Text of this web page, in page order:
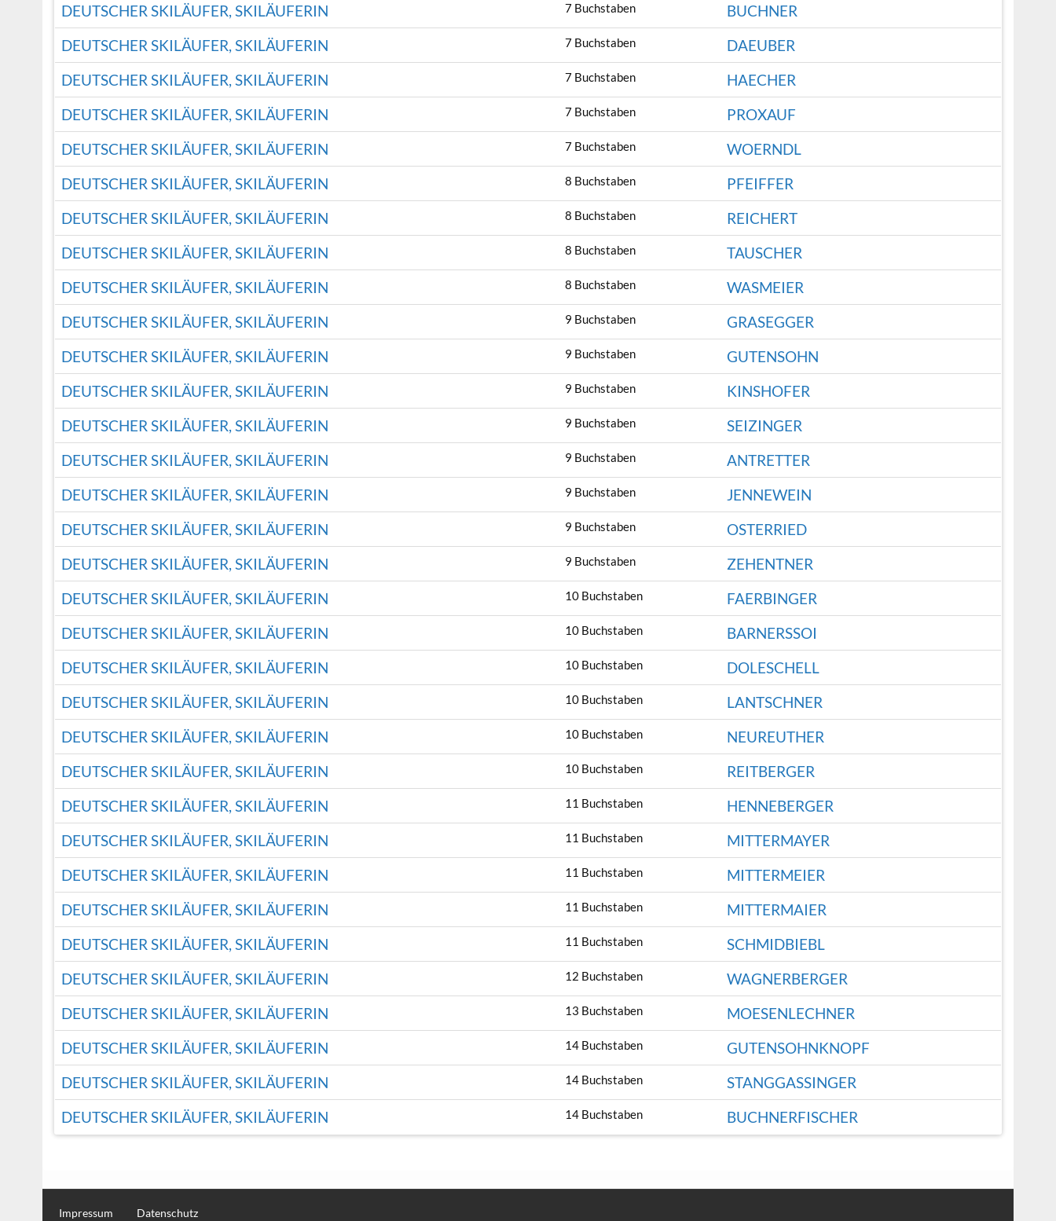
DEUTSCHER SKILÄUFER, SKILÄUFERIN
7 Buchstaben
BUCHNER
DEUTSCHER SKILÄUFER, SKILÄUFERIN
7 Buchstaben
DAEUBER
DEUTSCHER SKILÄUFER, SKILÄUFERIN
7 Buchstaben
HAECHER
DEUTSCHER SKILÄUFER, SKILÄUFERIN
7 Buchstaben
PROXAUF
DEUTSCHER SKILÄUFER, SKILÄUFERIN
7 Buchstaben
WOERNDL
DEUTSCHER SKILÄUFER, SKILÄUFERIN
8 Buchstaben
PFEIFFER
DEUTSCHER SKILÄUFER, SKILÄUFERIN
8 Buchstaben
REICHERT
DEUTSCHER SKILÄUFER, SKILÄUFERIN
8 Buchstaben
TAUSCHER
DEUTSCHER SKILÄUFER, SKILÄUFERIN
8 Buchstaben
WASMEIER
DEUTSCHER SKILÄUFER, SKILÄUFERIN
9 Buchstaben
GRASEGGER
DEUTSCHER SKILÄUFER, SKILÄUFERIN
9 Buchstaben
GUTENSOHN
DEUTSCHER SKILÄUFER, SKILÄUFERIN
9 Buchstaben
KINSHOFER
DEUTSCHER SKILÄUFER, SKILÄUFERIN
9 Buchstaben
SEIZINGER
DEUTSCHER SKILÄUFER, SKILÄUFERIN
9 Buchstaben
ANTRETTER
DEUTSCHER SKILÄUFER, SKILÄUFERIN
9 Buchstaben
JENNEWEIN
DEUTSCHER SKILÄUFER, SKILÄUFERIN
9 Buchstaben
OSTERRIED
DEUTSCHER SKILÄUFER, SKILÄUFERIN
9 Buchstaben
ZEHENTNER
DEUTSCHER SKILÄUFER, SKILÄUFERIN
10 Buchstaben
FAERBINGER
DEUTSCHER SKILÄUFER, SKILÄUFERIN
10 Buchstaben
BARNERSSOI
DEUTSCHER SKILÄUFER, SKILÄUFERIN
10 Buchstaben
DOLESCHELL
DEUTSCHER SKILÄUFER, SKILÄUFERIN
10 Buchstaben
LANTSCHNER
DEUTSCHER SKILÄUFER, SKILÄUFERIN
10 Buchstaben
NEUREUTHER
DEUTSCHER SKILÄUFER, SKILÄUFERIN
10 Buchstaben
REITBERGER
DEUTSCHER SKILÄUFER, SKILÄUFERIN
11 Buchstaben
HENNEBERGER
DEUTSCHER SKILÄUFER, SKILÄUFERIN
11 Buchstaben
MITTERMAYER
DEUTSCHER SKILÄUFER, SKILÄUFERIN
11 Buchstaben
MITTERMEIER
DEUTSCHER SKILÄUFER, SKILÄUFERIN
11 Buchstaben
MITTERMAIER
DEUTSCHER SKILÄUFER, SKILÄUFERIN
11 Buchstaben
SCHMIDBIEBL
DEUTSCHER SKILÄUFER, SKILÄUFERIN
12 Buchstaben
WAGNERBERGER
DEUTSCHER SKILÄUFER, SKILÄUFERIN
13 Buchstaben
MOESENLECHNER
DEUTSCHER SKILÄUFER, SKILÄUFERIN
14 Buchstaben
GUTENSOHNKNOPF
DEUTSCHER SKILÄUFER, SKILÄUFERIN
14 Buchstaben
STANGGASSINGER
DEUTSCHER SKILÄUFER, SKILÄUFERIN
14 Buchstaben BUCHNERFISCHER
Impressum Datenschutz